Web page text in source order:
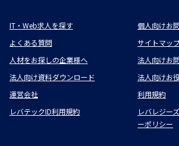
IT・Web求人を探す
個人向けお
よくある質問
サイトマッ
人材をお探しの企業様へ
法人向けお
法人向け資料ダウンロード
法人向けお
運営会社
利用規約
レバテックID利用規約
レバレジー
ーポリシー